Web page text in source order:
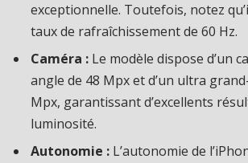
exceptionnelle. Toutefois, notez
taux de rafraîchissement de 60 Hz.
Caméra : Le modèle dispose d’un
angle de 48 Mpx et d’un ultra
Mpx, garantissant d’excellents
luminosité.
Autonomie : L’autonomie de